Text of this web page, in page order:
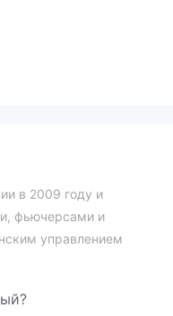
в 2009 году и
фьючерсами и
управлением